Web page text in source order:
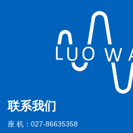
联系我们
座 机：027-86635358